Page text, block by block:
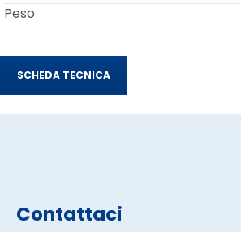
Peso
SCHEDA TECNICA
Contattaci